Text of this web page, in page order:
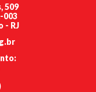
509
003
- RJ